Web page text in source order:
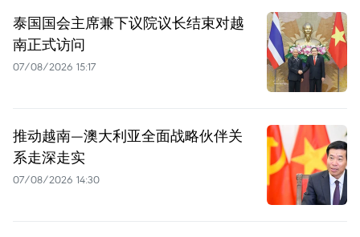
泰国国会主席兼下议院议长结束对越
南正式访问
07/08/2026 15:17
推动越南—澳大利亚全面战略伙伴关
系走深走实
07/08/2026 14:30